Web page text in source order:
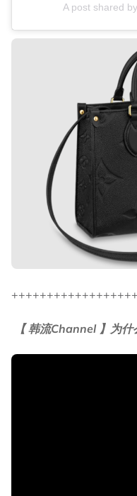
A post shared
【 韩流Channel 】为